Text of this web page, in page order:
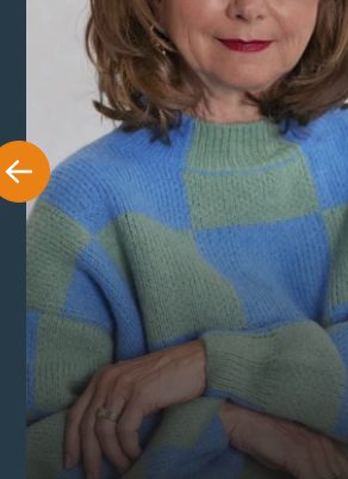
Sonja
Sonja Oppenhagen har levet et liv i
hun som 9-årig trådte ind på Det
Som 15-årig vandt hun danskernes
udgave af Den lille pige med
store gennembrud fik hun som den
Matador. Siden har Sonja begejstret
teater, film og tv – senest i
hun ud af sine mange erfaringer og
foredraget og selvbiografien “Mit liv,
hvor hun inviterer publikum med
langt og passioneret kunstnerliv.
Foto: Tine Harden